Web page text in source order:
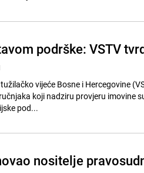
podrške: VSTV
vijeće Bosne i Hercegovine
koji nadziru provjeru imovine
pod...
nositelje